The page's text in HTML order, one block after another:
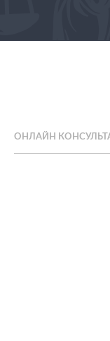
ОНЛАЙН